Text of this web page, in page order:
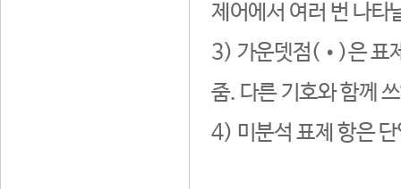
제어에서 여러 번 나타
3) 가운뎃점(•)은 표
줌. 다른 기호와 함께
4) 미분석 표제 항은